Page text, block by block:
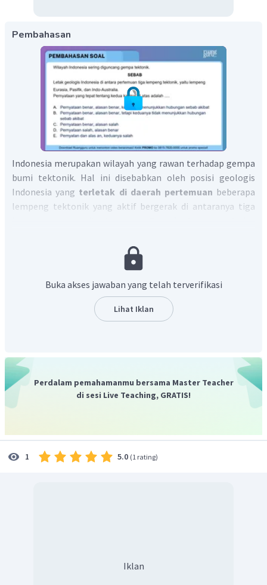
Pembahasan
Indonesia merupakan wilayah yang rawan terhadap gempa
bumi tektonik. Hal ini disebabkan oleh posisi geologis
Indonesia yang terletak di daerah pertemuan beberapa
lempeng tektonik yang aktif bergerak di antaranya tiga
saling bertumbukan ini mengakibatkan
terkumpulnya energi potensial dan diikuti oleh
bagian lempeng-lempeng yang saling bertumbukan dan
terjadinya getaran yang kemudian disebut
sebagai gempa bumi tektonik.Hal tersebut menunjukkan
penyebab terjadinya fenomena pada kalimat pernyataan 1.
Jadi, jawaban yang tepat adalah A.
Buka akses jawaban yang telah terverifikasi
Lihat Iklan
Perdalam pemahamanmu bersama Master Teacher
di sesi Live Teaching, GRATIS!
1 5.0 (1 rating)
Iklan